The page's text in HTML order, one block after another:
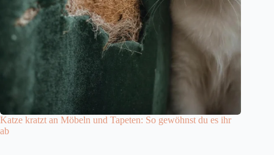
Katze kratzt an Möbeln und Tapeten: So gewöhnst du es ihr
ab